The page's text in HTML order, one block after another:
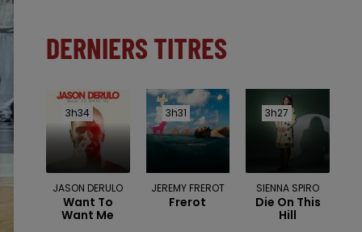
DERNIERS TITRES
3h34
3h34
JASON DERULO
Want To
Want Me
3h31
3h31
JEREMY FREROT
Frerot
3h27
3h27
SIENNA SPIRO
Die On This
Hill